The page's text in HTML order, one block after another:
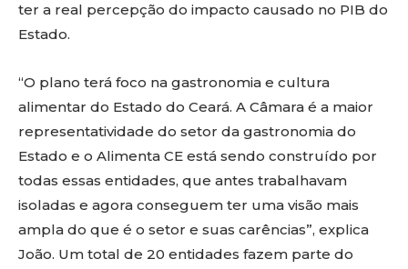
ter a real percepção do impacto causado no PIB do
Estado.
“O plano terá foco na gastronomia e cultura
alimentar do Estado do Ceará. A Câmara é a maior
representatividade do setor da gastronomia do
Estado e o Alimenta CE está sendo construído por
todas essas entidades, que antes trabalhavam
isoladas e agora conseguem ter uma visão mais
ampla do que é o setor e suas carências”, explica
João. Um total de 20 entidades fazem parte do